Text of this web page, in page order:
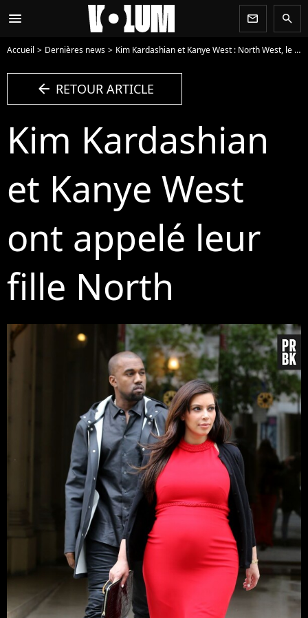
menu newsletter search
Accueil Dernières news Kim Kardashian et Kanye West : North West, le prénom de leur fille fait marrer Twitter
arrow_left RETOUR ARTICLE
Kim Kardashian
et Kanye West
ont appelé leur
fille North